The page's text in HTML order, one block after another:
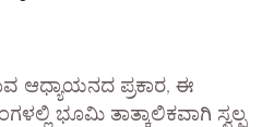
ಆಧ್ಯಾಯನದ ಪ್ರಕಾರ, ಈ
ಭೂಮಿ ತಾತ್ಕಾಲಿಕವಾಗಿ ಸ್ವಲ್ಪ